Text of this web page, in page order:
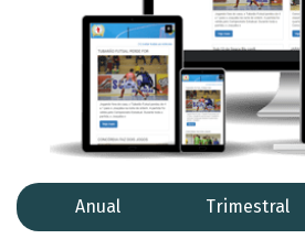
Anual Trimestral